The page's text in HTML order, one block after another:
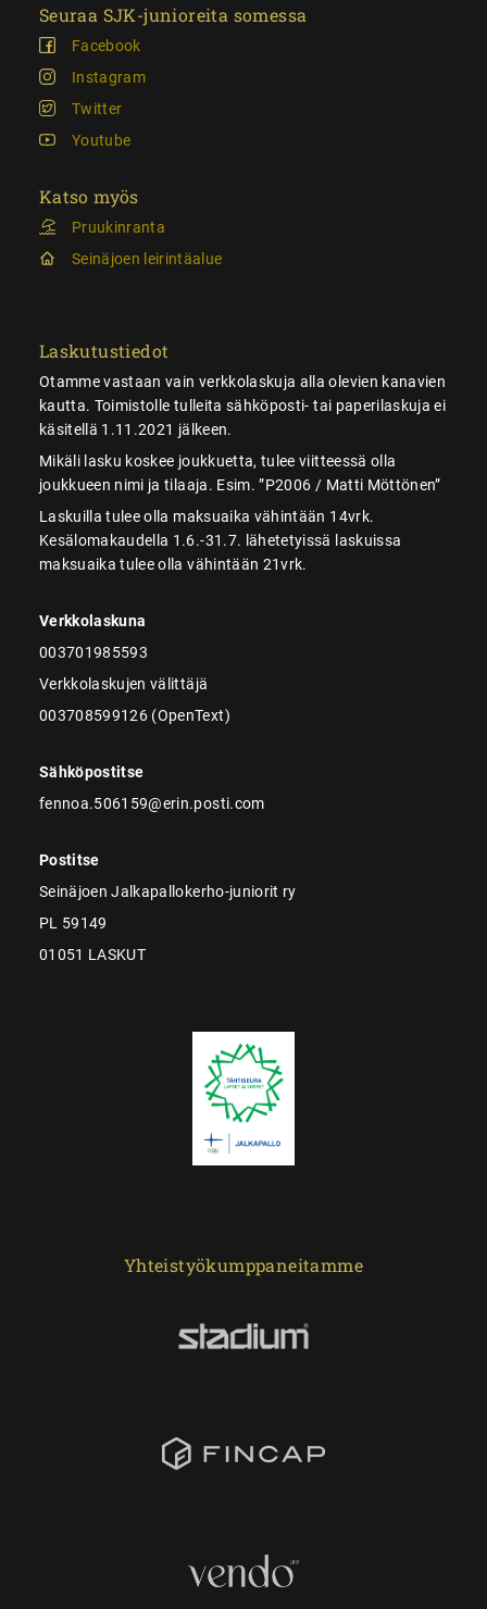
Seuraa SJK-junioreita somessa
Facebook
Instagram
Twitter
Youtube
Katso myös
Pruukinranta
Seinäjoen leirintäalue
Laskutustiedot
Otamme vastaan vain verkkolaskuja alla olevien kanavien
kautta. Toimistolle tulleita sähköposti- tai paperilaskuja ei
käsitellä 1.11.2021 jälkeen.
Mikäli lasku koskee joukkuetta, tulee viitteessä olla
joukkueen nimi ja tilaaja. Esim. ”P2006 / Matti Möttönen”
Laskuilla tulee olla maksuaika vähintään 14vrk.
Kesälomakaudella 1.6.-31.7. lähetetyissä laskuissa
maksuaika tulee olla vähintään 21vrk.
Verkkolaskuna
003701985593
Verkkolaskujen välittäjä
003708599126 (OpenText)
Sähköpostitse
fennoa.506159@erin.posti.com
Postitse
Seinäjoen Jalkapallokerho-juniorit ry
PL 59149
01051 LASKUT
Yhteistyökumppaneitamme